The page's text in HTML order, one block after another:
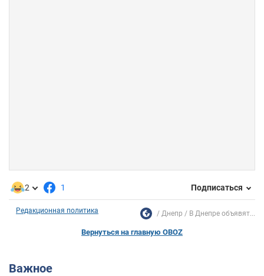
2 1 Подписаться
Редакционная политика Днепр В Днепре объявят...
Вернуться на главную OBOZ
Важное